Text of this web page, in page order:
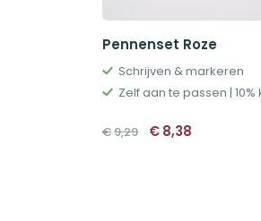
Pennenset Roze
Schrijven & markeren
Zelf aan te passen | 10%
€9,29 Oorspronkelijke
prijs
€8,38